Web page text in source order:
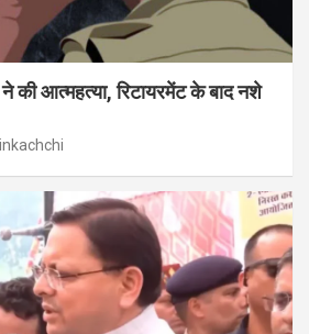
ने की आत्महत्या, रिटायरमेंट के बाद नशे